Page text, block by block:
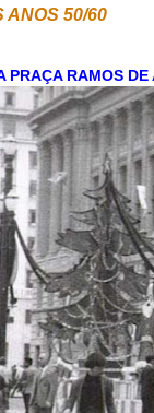
ANOS 50/60
PRAÇA RAMOS